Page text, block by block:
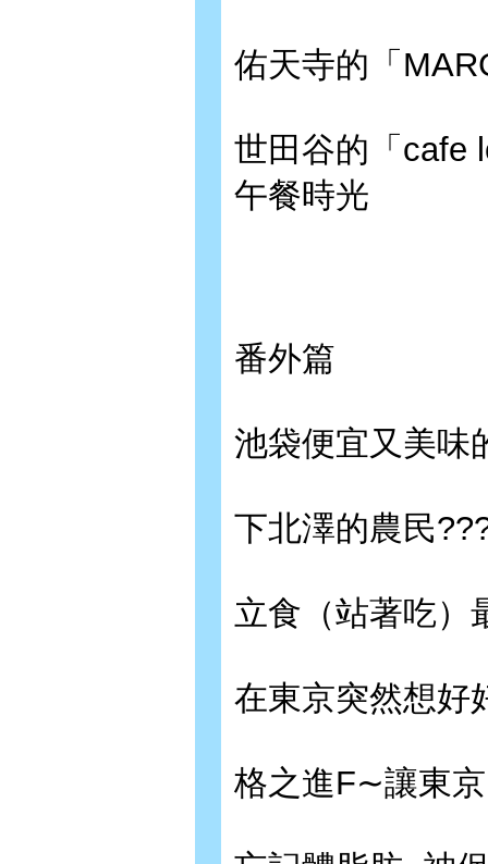
佑天寺的「
世田谷的「cafe
午餐時光
番外篇
池袋便宜又美味
下北澤的農民
立食（站著吃）
在東京突然想好
格之進F∼讓東